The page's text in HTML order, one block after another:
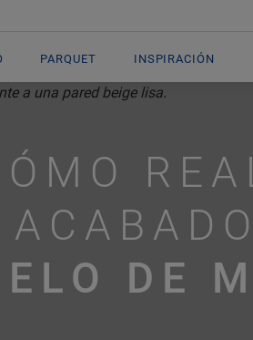
PARQUET INSPIRACIÓN
DE